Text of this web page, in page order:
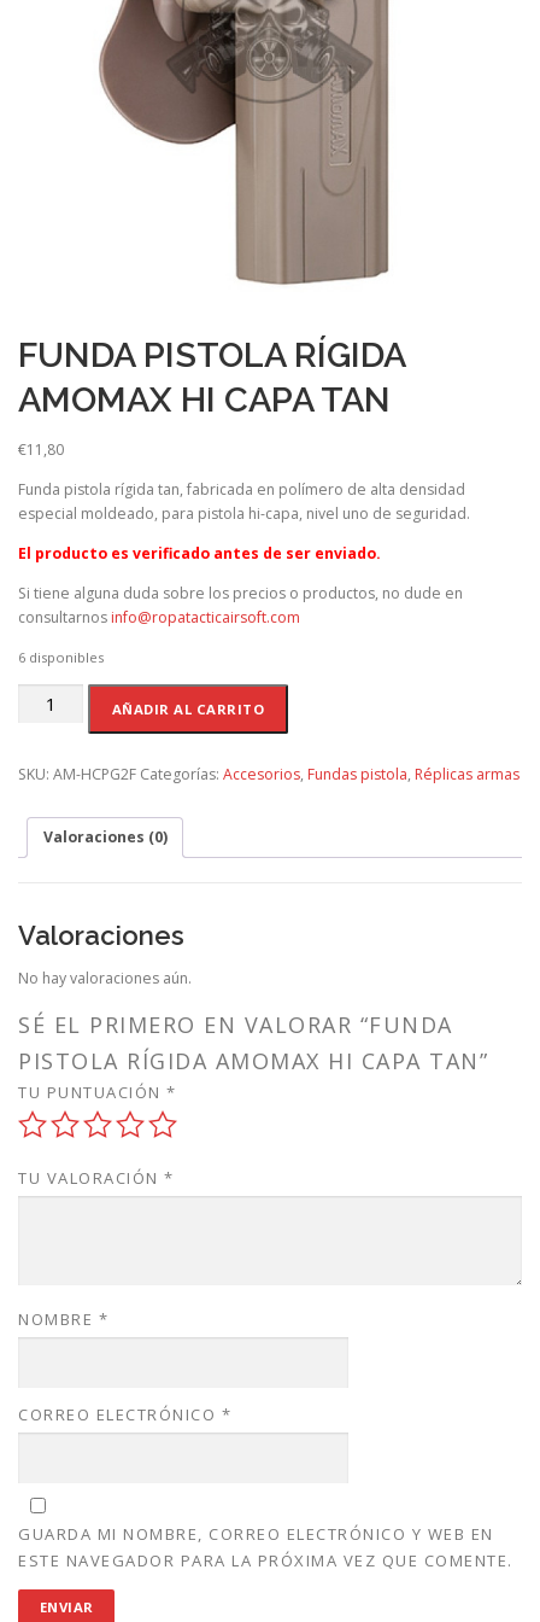
FUNDA PISTOLA RÍGIDA
AMOMAX HI CAPA TAN
€11,80
Funda pistola rígida tan, fabricada en polímero de alta densidad
especial moldeado, para pistola hi-capa, nivel uno de seguridad.
El producto es verificado antes de ser enviado.
Si tiene alguna duda sobre los precios o productos, no dude en
consultarnos info@ropatacticairsoft.com
6 disponibles
FUNDA
AMOMAX
CAPA
TAN
cantidad
AÑADIR AL CARRITO
SKU: AM-HCPG2F Categorías: Accesorios, Fundas pistola, Réplicas armas
Valoraciones (0)
Valoraciones
No hay valoraciones aún.
SÉ EL PRIMERO EN VALORAR “FUNDA
PISTOLA RÍGIDA AMOMAX HI CAPA TAN”
TU PUNTUACIÓN *
TU VALORACIÓN *
NOMBRE *
CORREO ELECTRÓNICO *
GUARDA MI NOMBRE, CORREO ELECTRÓNICO Y WEB EN
ESTE NAVEGADOR PARA LA PRÓXIMA VEZ QUE COMENTE.